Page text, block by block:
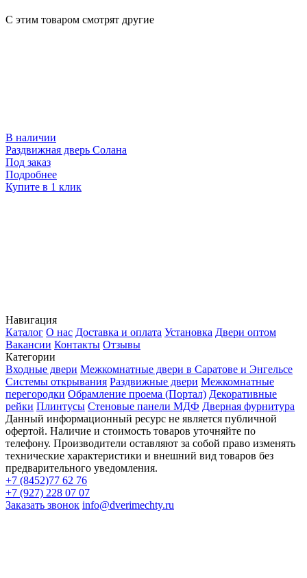
С этим товаром смотрят другие
В наличии
Раздвижная дверь Солана
Под заказ
Подробнее
Купите в 1 клик
Навигация
Каталог О нас Доставка и оплата Установка Двери оптом
Вакансии Контакты Отзывы
Категории
Входные двери Межкомнатные двери в Саратове и Энгельсе
Системы открывания Раздвижные двери Межкомнатные
перегородки Обрамление проема (Портал) Декоративные
рейки Плинтусы Стеновые панели МДФ Дверная фурнитура
Данный информационный ресурс не является публичной
офертой. Наличие и стоимость товаров уточняйте по
телефону. Производители оставляют за собой право изменять
технические характеристики и внешний вид товаров без
предварительного уведомления.
+7 (8452)77 62 76
+7 (927) 228 07 07
Заказать звонок info@dverimechty.ru